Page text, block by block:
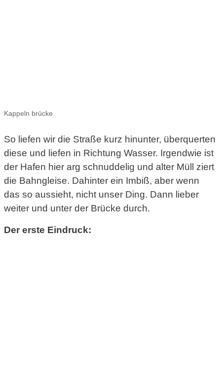
Kappeln brücke
So liefen wir die Straße kurz hinunter, überquerten
diese und liefen in Richtung Wasser. Irgendwie ist
der Hafen hier arg schnuddelig und alter Müll ziert
die Bahngleise. Dahinter ein Imbiß, aber wenn
das so aussieht, nicht unser Ding. Dann lieber
weiter und unter der Brücke durch.
Der erste Eindruck: